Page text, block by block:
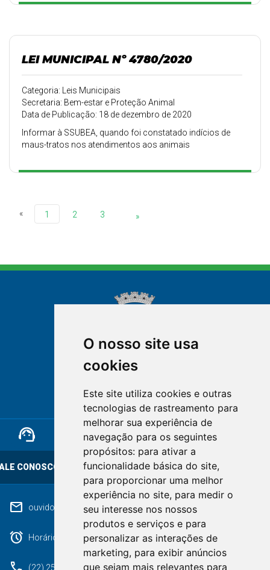
O nosso site usa
cookies
Este site utiliza cookies e outras
tecnologias de rastreamento para
melhorar sua experiência de
navegação para os seguintes
propósitos: para ativar a
funcionalidade básica do site,
para proporcionar uma melhor
experiência no site, para medir o
seu interesse nos nossos
produtos e serviços e para
personalizar as interações de
marketing, para exibir anúncios
que sejam mais relevantes para
LEI MUNICIPAL Nº 4780/2020
Categoria: Leis Municipais
Secretaria: Bem-estar e Proteção Animal
Data de Publicação: 18 de dezembro de 2020
Informar à SSUBEA, quando foi constatado indícios de
maus-tratos nos atendimentos aos animais
« 1 2 3 »
NOVA FRIBURGO
RIO DE JANEIRO
mail ouvidoriageral@pmnf.rj.gov.br
alarm Horário de atendimento: Segunda a Sexta das 09h às 17h.
(22) 2525-9100
support_agent
CONOSCO
mail
OUVIDORIA